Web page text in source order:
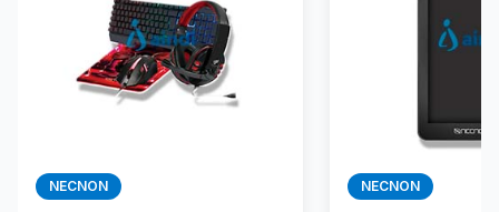
NECNON NECNON